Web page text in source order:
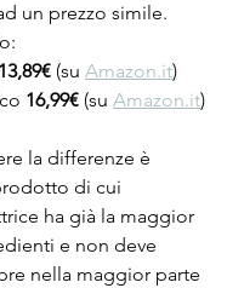
un prezzo simile.
13,89€ (su Amazon.it)
16,99€ (su Amazon.it)
la differenze è
di cui
ha già la maggior
e non deve
nella maggior parte